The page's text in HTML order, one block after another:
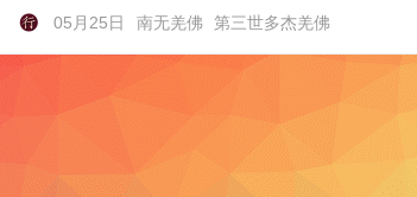
05月25日 南无羌佛 第三世多杰羌佛